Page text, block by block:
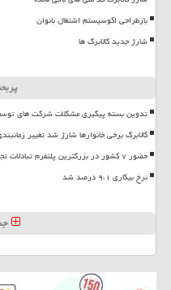
بازطراحی اکوسیستم اشتغال بانوان
شارژ جدید کالابرگ ها
تدوین بسته پیگیری مشکلات شرکت های
کالابرگ برخی خانوارها شارژ شد تغییر
حضور ۷ کشور در بزرگترین پلتفرم تبادلات تجاری حوزه ساخت وساز
نرخ بیکاری ۹،۱ درصد شد